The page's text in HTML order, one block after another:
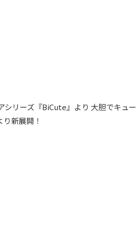
シリーズ『BiCute』より 大胆でキュー
新展開！